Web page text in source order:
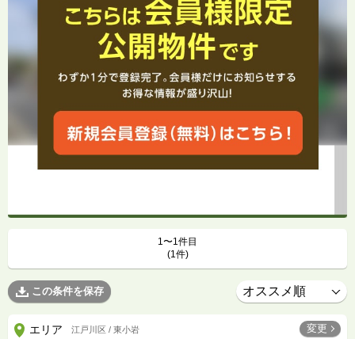
1〜1件目
(1件)
この条件を保存
エリア 江戸川区 / 東小岩 変更